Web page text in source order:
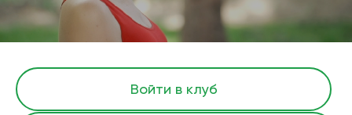
Войти в клуб